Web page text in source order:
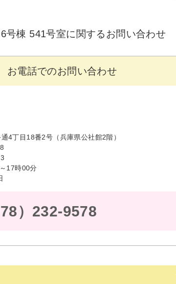
号棟 541号室に関するお問い合わせ
お電話でのお問い合わせ
4丁目18番2号（兵庫県公社館2階）
17時00分
）232-9578